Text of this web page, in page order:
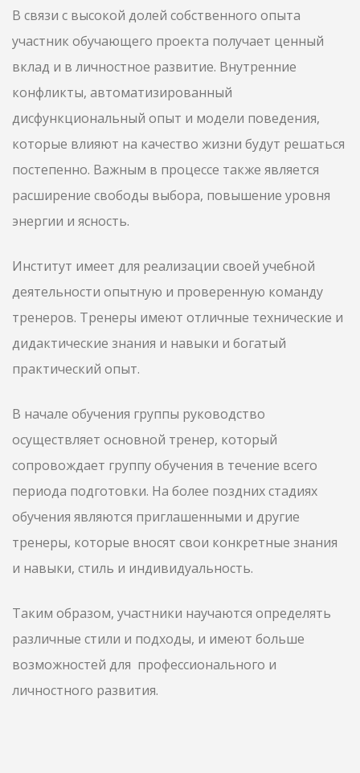
В связи с высокой долей собственного опыта
участник обучающего проекта получает ценный
вклад и в личностное развитие. Внутренние
конфликты, автоматизированный
дисфункциональный опыт и модели поведения,
которые влияют на качество жизни будут решаться
постепенно. Важным в процессе также является
расширение свободы выбора, повышение уровня
энергии и ясность.
Институт имеет для реализации своей учебной
деятельности опытную и проверенную команду
тренеров. Тренеры имеют отличные технические и
дидактические знания и навыки и богатый
практический опыт.
В начале обучения группы руководство
осуществляет основной тренер, который
сопровождает группу обучения в течение всего
периода подготовки. На более поздних стадиях
обучения являются приглашенными и другие
тренеры, которые вносят свои конкретные знания
и навыки, стиль и индивидуальность.
Таким образом, участники научаются определять
различные стили и подходы, и имеют больше
возможностей для профессионального и
личностного развития.